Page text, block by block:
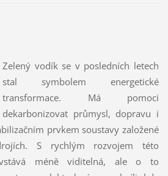
Zelený vodík se v posledních letech
stal symbolem energetické
transformace. Má pomoci
dekarbonizovat průmysl, dopravu i
prvkem soustavy založené
S rychlým rozvojem této
méně viditelná, ale o to